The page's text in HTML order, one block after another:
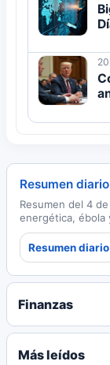
Resumen diario
Resumen del 4
energética, ébola
Resumen
Finanzas
Más leídos